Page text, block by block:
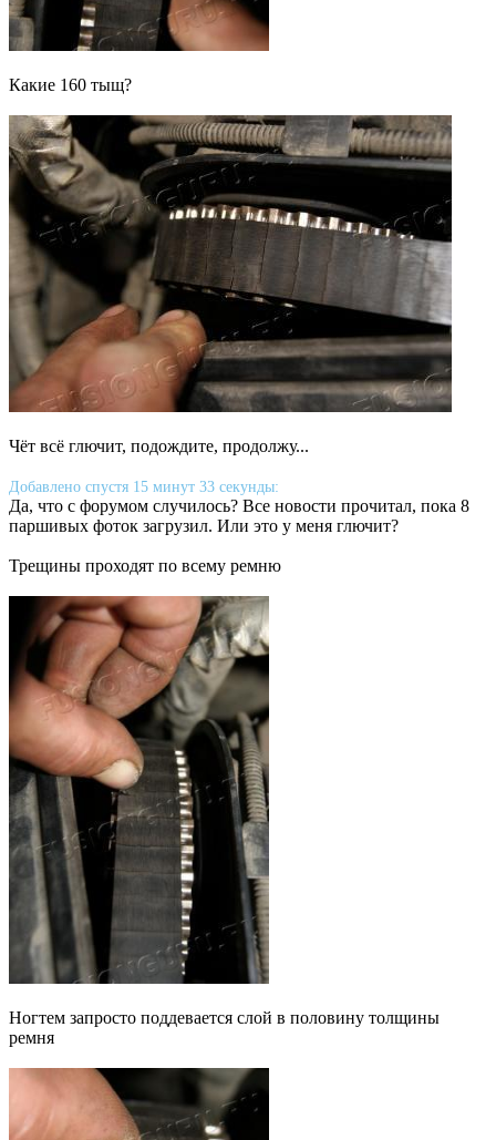
Какие 160 тыщ?
Чёт всё глючит, подождите, продолжу...
Добавлено спустя 15 минут 33 секунды:
Да, что с форумом случилось? Все новости прочитал, пока 8
паршивых фоток загрузил. Или это у меня глючит?
Трещины проходят по всему ремню
Ногтем запросто поддевается слой в половину толщины
ремня